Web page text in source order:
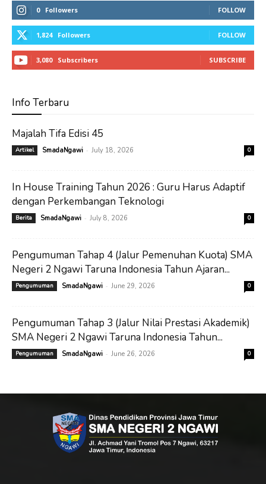
0 Followers FOLLOW
1,824 Followers FOLLOW
3,080 Subscribers SUBSCRIBE
Info Terbaru
Majalah Tifa Edisi 45
Artikel SmadaNgawi - July 18, 2026 0
In House Training Tahun 2026 : Guru Harus Adaptif
dengan Perkembangan Teknologi
Berita SmadaNgawi - July 8, 2026 0
Pengumuman Tahap 4 (Jalur Pemenuhan Kuota) SMA
Negeri 2 Ngawi Taruna Indonesia Tahun Ajaran...
Pengumuman SmadaNgawi - June 29, 2026 0
Pengumuman Tahap 3 (Jalur Nilai Prestasi Akademik)
SMA Negeri 2 Ngawi Taruna Indonesia Tahun...
Pengumuman SmadaNgawi - June 26, 2026 0